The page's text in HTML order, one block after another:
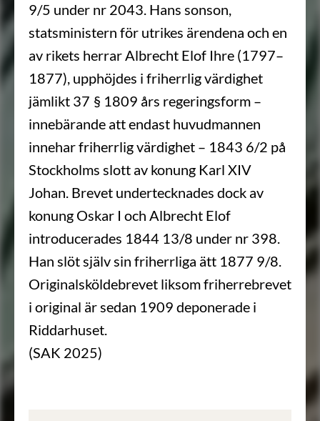
9/5 under nr 2043. Hans sonson,
statsministern för utrikes ärendena och en
av rikets herrar Albrecht Elof Ihre (1797–
1877), upphöjdes i friherrlig värdighet
jämlikt 37 § 1809 års regeringsform –
innebärande att endast huvudmannen
innehar friherrlig värdighet – 1843 6/2 på
Stockholms slott av konung Karl XIV
Johan. Brevet undertecknades dock av
konung Oskar I och Albrecht Elof
introducerades 1844 13/8 under nr 398.
Han slöt själv sin friherrliga ätt 1877 9/8.
Originalsköldebrevet liksom friherrebrevet
i original är sedan 1909 deponerade i
Riddarhuset.
(SAK 2025)